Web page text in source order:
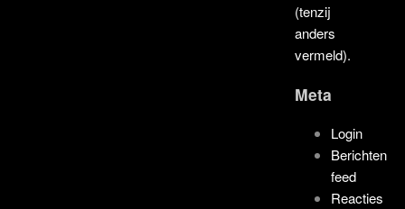
(tenzij
anders
vermeld).
Meta
Login
Berichten
feed
Reacties